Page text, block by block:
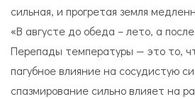
сильная, и прогретая земля
«В августе до обеда – лето, а
Перепады температуры — это то,
пагубное влияние на сосудистую
спазмирование сильно влияет на